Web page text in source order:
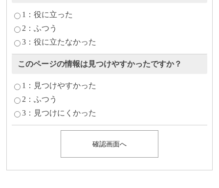
1：役に立った
2：ふつう
3：役に立たなかった
このページの情報は見つけやすかったですか？
1：見つけやすかった
2：ふつう
3：見つけにくかった